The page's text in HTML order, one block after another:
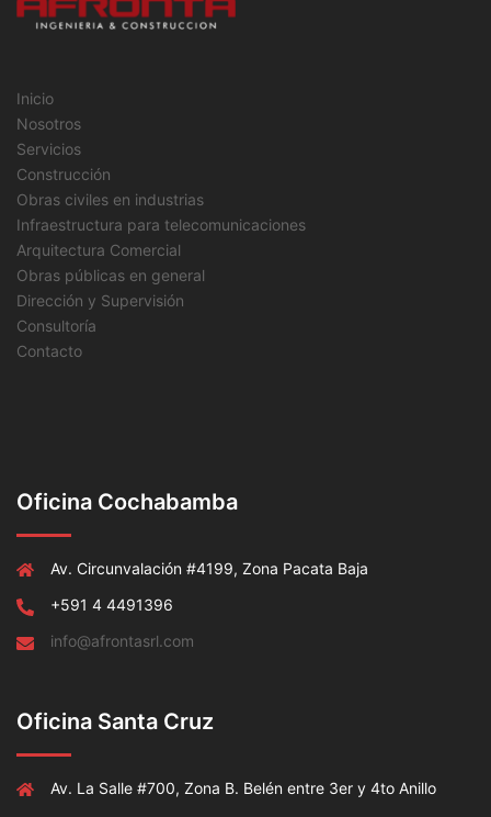
Inicio
Nosotros
Servicios
Construcción
Obras civiles en industrias
Infraestructura para telecomunicaciones
Arquitectura Comercial
Obras públicas en general
Dirección y Supervisión
Consultoría
Contacto
Oficina Cochabamba
Av. Circunvalación #4199, Zona Pacata Baja
+591 4 4491396
info@afrontasrl.com
Oficina Santa Cruz
Av. La Salle #700, Zona B. Belén entre 3er y 4to Anillo